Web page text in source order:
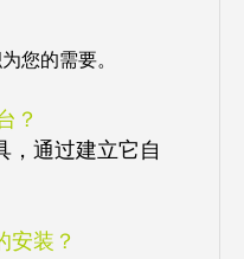
您的需要。
？
，通过建立它自
安装？